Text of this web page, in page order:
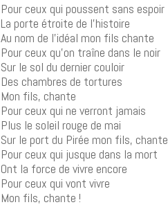
Pour ceux qui poussent sans espoir
La porte étroite de l’histoire
Au nom de l’idéal mon fils chante
Pour ceux qu’on traîne dans le noir
Sur le sol du dernier couloir
Des chambres de tortures
Mon fils, chante
Pour ceux qui ne verront jamais
Plus le soleil rouge de mai
Sur le port du Pirée mon fils, chante
Pour ceux qui jusque dans la mort
Ont la force de vivre encore
Pour ceux qui vont vivre
Mon fils, chante !